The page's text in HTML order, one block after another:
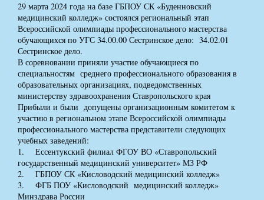
29 марта 2024 года на базе ГБПОУ СК «Буденновский
медицинский колледж» состоялся региональный этап
Всероссийской олимпиады профессионального мастерства
обучающихся по УГС 34.00.00 Сестринское дело: 34.02.01
Сестринское дело.
В соревновании приняли участие обучающиеся по
специальностям среднего профессионального образования в
образовательных организациях, подведомственных
министерству здравоохранения Ставропольского края
Прибыли и были допущены организационным комитетом к
участию в региональном этапе Всероссийской олимпиады
профессионального мастерства представители следующих
учебных заведений:
1. Ессентукский филиал ФГОУ ВО «Ставропольский
государственный медицинский университет» МЗ РФ
2. ГБПОУ СК «Кисловодский медицинский колледж»
3. ФГБ ПОУ «Кисловодский медицинский колледж»
Минздрава России